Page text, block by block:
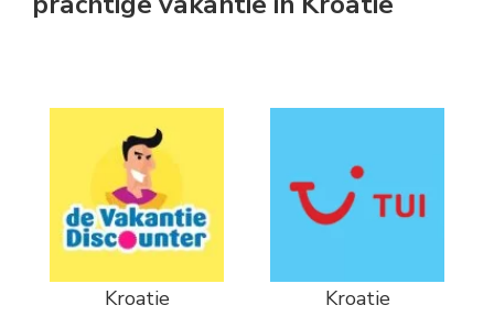
Kroatie Kroatie